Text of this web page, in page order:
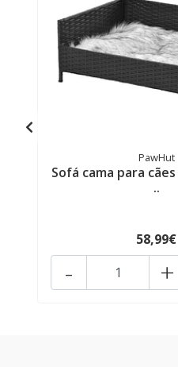
PawHut
Sofá cama para
..
58,99€
+
-